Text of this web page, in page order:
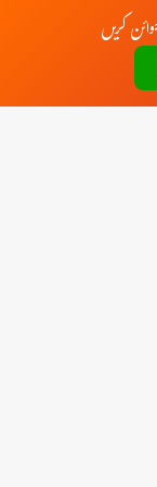
کریں